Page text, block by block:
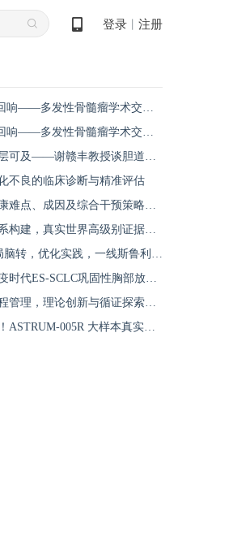
登录 注册
会议预告 | 前沿回响——多发性骨髓瘤学术交流会第十九期即将启幕！
会议预告 | 前沿回响——多发性骨髓瘤学术交流会第十八期即将启幕！
从规范诊疗到基层可及——谢赣丰教授谈胆道肿瘤防治的本土化实践之路
不良的临床诊断与精准评估
当代女性生殖健康难点、成因及综合干预策略——魏晗
政策赋能循证体系构建，真实世界高级别证据夯实斯鲁利单抗一线治疗广泛期小细胞肺癌临床地位
江冠铭教授: 破局脑转，优化实践，一线斯鲁利单抗联合化疗为小细胞肺癌脑转移患者带来颅内与全身双重获益
陈华林教授：免疫时代ES-SCLC巩固性胸部放疗再添真实世界循证依据——cTRT可独立改善患者生存获益
聚焦心律失常全程管理，理论创新与循证探索共筑诊疗新格局
循证闭环再升级！ASTRUM-005R 大样本真实世界研究，解锁斯鲁利单抗 ES-SCLC 全程管理新方案